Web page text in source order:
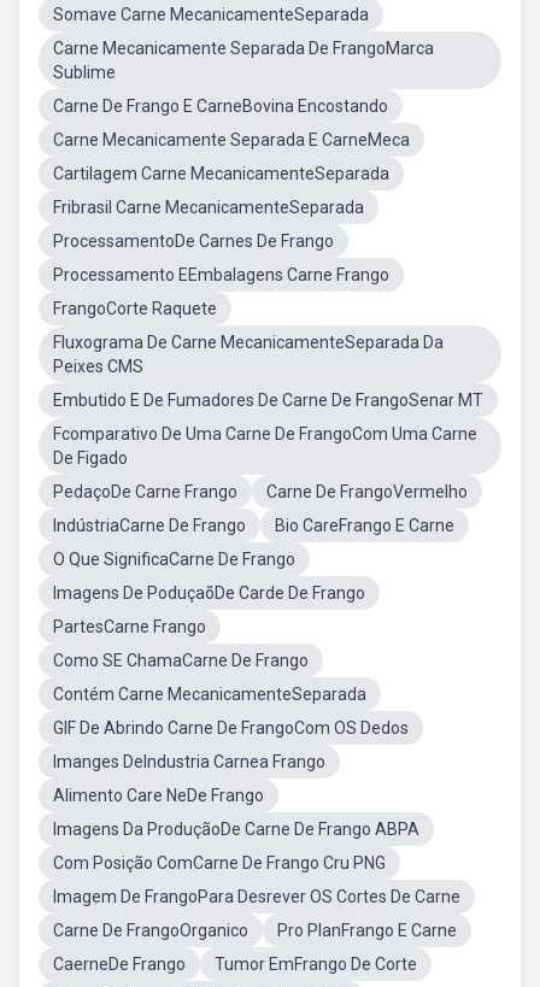
Somave Carne MecanicamenteSeparada
Carne Mecanicamente Separada De FrangoMarca
Sublime
Carne De Frango E CarneBovina Encostando
Carne Mecanicamente Separada E CarneMeca
Cartilagem Carne MecanicamenteSeparada
Fribrasil Carne MecanicamenteSeparada
ProcessamentoDe Carnes De Frango
Processamento EEmbalagens Carne Frango
FrangoCorte Raquete
Fluxograma De Carne MecanicamenteSeparada Da
Peixes CMS
Embutido E De Fumadores De Carne De FrangoSenar MT
Fcomparativo De Uma Carne De FrangoCom Uma Carne
De Figado
PedaçoDe Carne Frango
Carne De FrangoVermelho
IndústriaCarne De Frango
Bio CareFrango E Carne
O Que SignificaCarne De Frango
Imagens De PoduçaõDe Carde De Frango
PartesCarne Frango
Como SE ChamaCarne De Frango
Contém Carne MecanicamenteSeparada
GIF De Abrindo Carne De FrangoCom OS Dedos
Imanges DeIndustria Carnea Frango
Alimento Care NeDe Frango
Imagens Da ProduçãoDe Carne De Frango ABPA
Com Posição ComCarne De Frango Cru PNG
Imagem De FrangoPara Desrever OS Cortes De Carne
Carne De FrangoOrganico
Pro PlanFrango E Carne
CaerneDe Frango
Tumor EmFrango De Corte